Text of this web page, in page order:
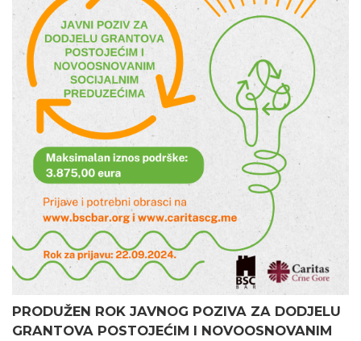
PRODUŽEN ROK JAVNOG POZIVA ZA DODJELU
GRANTOVA POSTOJEĆIM I NOVOOSNOVANIM